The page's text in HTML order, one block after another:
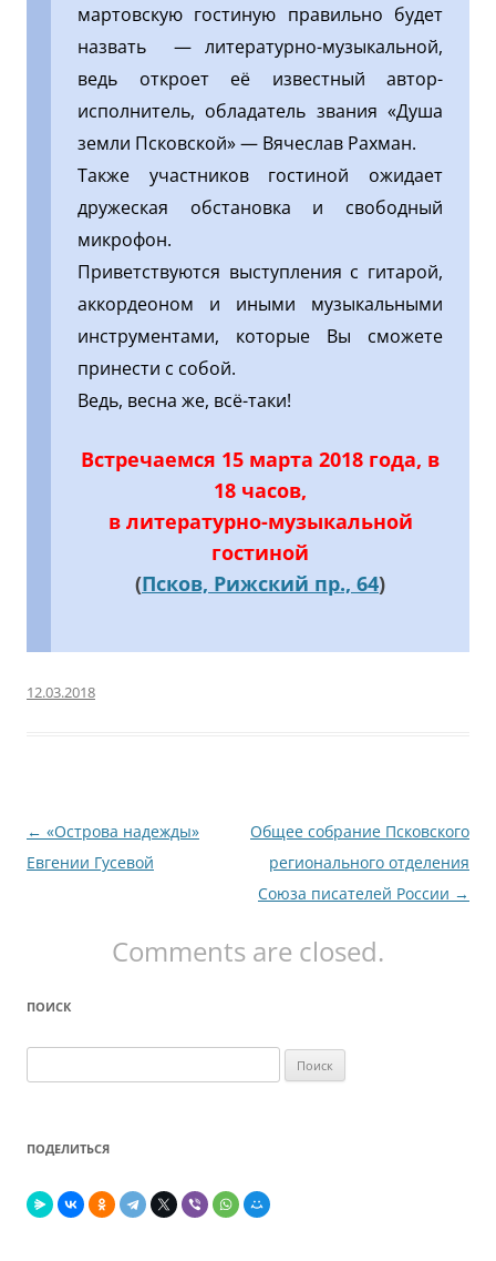
мартовскую гостиную правильно будет
назвать — литературно-музыкальной,
ведь откроет её известный автор-
исполнитель, обладатель звания «Душа
земли Псковской» — Вячеслав Рахман.
Также участников гостиной ожидает
дружеская обстановка и свободный
микрофон.
Приветствуются выступления с гитарой,
аккордеоном и иными музыкальными
инструментами, которые Вы сможете
принести с собой.
Ведь, весна же, всё-таки!
Встречаемся 15 марта 2018 года, в
18 часов,
в литературно-музыкальной
гостиной
(Псков, Рижский пр., 64)
12.03.2018
Навигация
по
← «Острова надежды»
Евгении Гусевой
Общее собрание Псковского
регионального отделения
Союза писателей России →
Comments are closed.
ПОИСК
ПОДЕЛИТЬСЯ